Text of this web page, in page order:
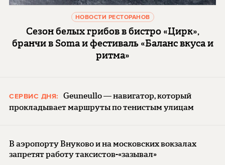
НОВОСТИ РЕСТОРАНОВ
Сезон белых грибов в бистро «Цирк»,
бранчи в Soma и фестиваль «Баланс вкуса и
ритма»
СЕРВИС ДНЯ:
Geuneullo — навигатор, который
прокладывает маршруты по тенистым улицам
В аэропорту Внуково и на московских вокзалах
запретят работу таксистов-«зазывал»